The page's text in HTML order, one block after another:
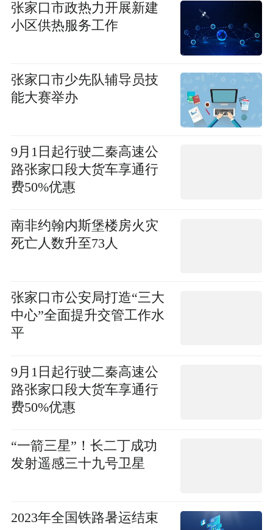
张家口市政热力开展新建
小区供热服务工作
张家口市少先队辅导员技
能大赛举办
9月1日起行驶二秦高速公
路张家口段大货车享通行
费50%优惠
南非约翰内斯堡楼房火灾
死亡人数升至73人
张家口市公安局打造“三大
中心”全面提升交管工作水
平
9月1日起行驶二秦高速公
路张家口段大货车享通行
费50%优惠
“一箭三星”！长二丁成功
发射遥感三十九号卫星
2023年全国铁路暑运结束